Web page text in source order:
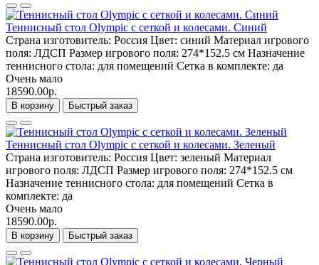
Теннисный стол Olympic с сеткой и колесами. Синий
Страна изготовитель: Россия Цвет: синий Материал игрового
поля: ЛДСП Размер игрового поля: 274*152.5 см Назначение
теннисного стола: для помещений Сетка в комплекте: да
Очень мало
18590.00р.
В корзину Быстрый заказ
Теннисный стол Olympic с сеткой и колесами. Зеленый
Страна изготовитель: Россия Цвет: зеленый Материал
игрового поля: ЛДСП Размер игрового поля: 274*152.5 см
Назначение теннисного стола: для помещений Сетка в
комплекте: да
Очень мало
18590.00р.
В корзину Быстрый заказ